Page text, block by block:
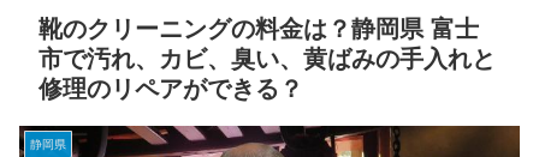
靴のクリーニングの料金は？静岡県 富士
市で汚れ、カビ、臭い、黄ばみの手入れと
修理のリペアができる？
静岡県